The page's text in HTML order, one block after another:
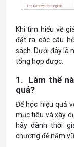
Khi tìm hiểu về
đặt ra các câu
sách. Dưới đây là
tổng hợp được.
1. Làm thế
quả?
Để học hiệu quả
mục tiêu và xây
hãy dành thời
chương để nắm